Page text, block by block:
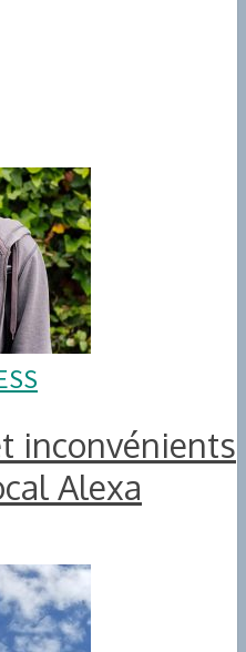
inconvénients
Alexa